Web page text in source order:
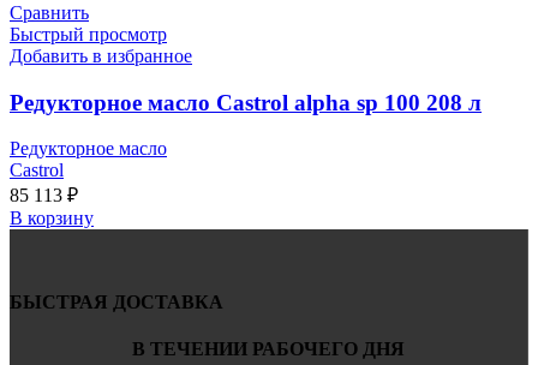
Сравнить
Быстрый просмотр
Добавить в избранное
Редукторное масло Castrol alpha sp 100 208 л
Редукторное масло
Castrol
85 113 ₽
В корзину
БЫСТРАЯ ДОСТАВКА
В ТЕЧЕНИИ РАБОЧЕГО ДНЯ